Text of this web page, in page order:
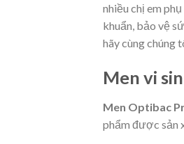
nhiều chị em
khuẩn, bảo vệ
hãy cùng chúng
Men vi
Men Optibac
phẩm được sản